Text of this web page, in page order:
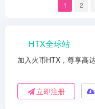
1 2
HTX全球站
加入火币HTX，尊享高
立即注册